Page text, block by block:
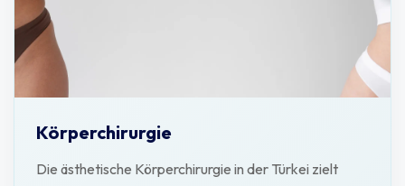
Körperchirurgie
Die ästhetische Körperchirurgie in der Türkei zielt